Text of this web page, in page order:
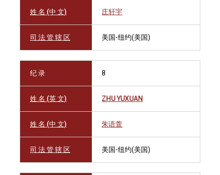
姓 名 (中 文) 庄轩宇
司 法 管 辖 区 美国-纽约(美国)
纪 录 8
姓 名 (英 文) ZHU YUXUAN
姓 名 (中 文) 朱语萱
司 法 管 辖 区 美国-纽约(美国)